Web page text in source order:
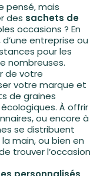
pensé, mais
des sachets de
occasions ? En
entreprise ou
pour les
nombreuses.
de votre
votre marque et
de graines
À offrir
ou encore à
se distribuent
main, ou bien en
trouver l’occasion